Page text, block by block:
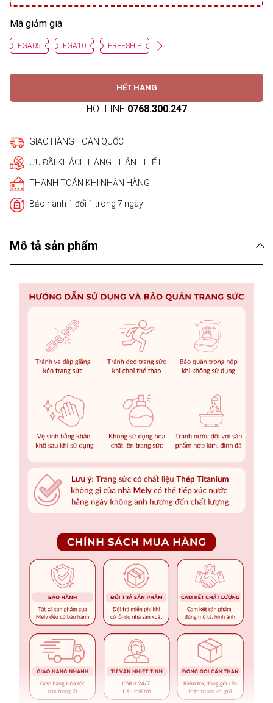
Mã giảm giá
EGA05 EGA10 FREESHIP
HẾT HÀNG
HOTLINE 0768.300.247
GIAO HÀNG TOÀN QUỐC
ƯU ĐÃI KHÁCH HÀNG THÂN THIẾT
THANH TOÁN KHI NHẬN HÀNG
Bảo hành 1 đổi 1 trong 7 ngày
Mô tả sản phẩm